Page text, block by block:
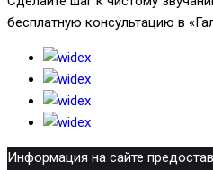
бесплатную консультацию в
Информация на сайте